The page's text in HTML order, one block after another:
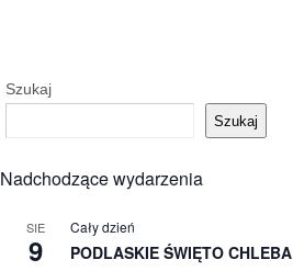
Szukaj
Szukaj
Nadchodzące wydarzenia
SIE
9
Cały dzień
PODLASKIE ŚWIĘTO CHLEBA